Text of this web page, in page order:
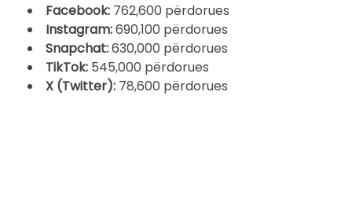
Facebook: 762,600 përdorues
Instagram:690,100 përdorues
Snapchat:630,000 përdorues
TikTok: 545,000 përdorues
X (Twitter): 78,600 përdorues